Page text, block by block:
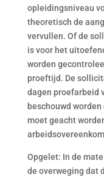
opleidingsniveau
theoretisch de
vervullen. Of de
is voor het
worden
proeftijd. De
dagen proefarbeid
beschouwd
moet geacht
Opgelet: In de
de overweging dat